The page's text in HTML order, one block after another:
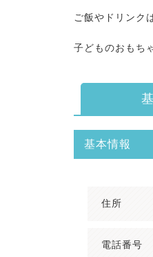
ご飯やドリンク
子どものおもち
基本情報
住所
電話番号